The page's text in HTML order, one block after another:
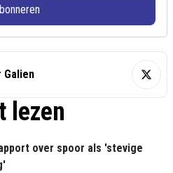
Galien
lezen
over spoor als 'stevige